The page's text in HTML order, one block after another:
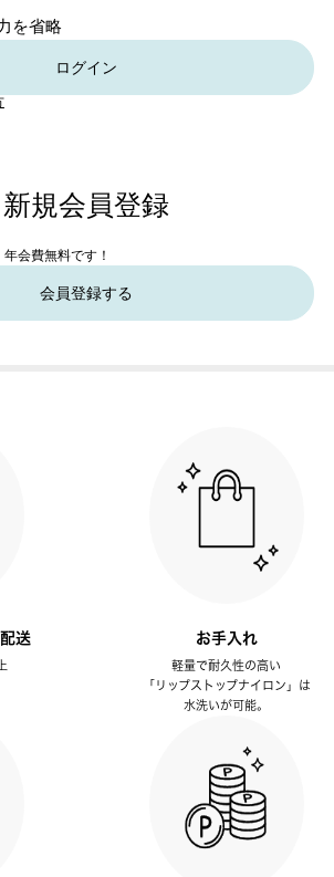
を省略
ログイン
新規会員登録
会費無料です！
会員登録する
送 お手入れ
軽量で耐久性の高い
「リップストップナイロン」は
水洗いが可能。